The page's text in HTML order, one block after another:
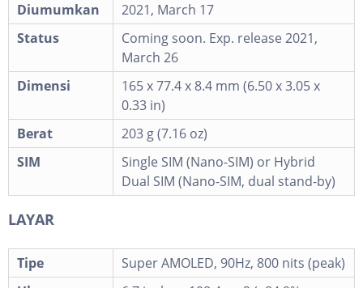
Diumumkan
2021, March 17
Status
Coming soon. Exp. release 2021,
March 26
Dimensi
165 x 77.4 x 8.4 mm (6.50 x 3.05 x
0.33 in)
Berat
203 g (7.16 oz)
SIM
Single SIM (Nano-SIM) or Hybrid
Dual SIM (Nano-SIM, dual stand-by)
LAYAR
Tipe
Super AMOLED, 90Hz, 800 nits (peak)